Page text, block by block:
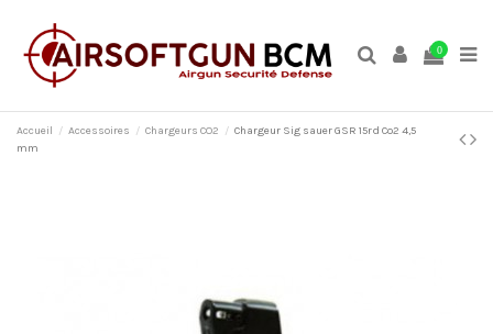
0
Accueil Accessoires Chargeurs CO2
Chargeur Sig sauer GSR 15rd Co2 4,5
mm